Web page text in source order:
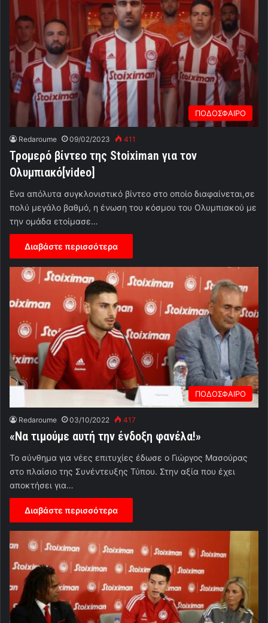
ΠΟΔΟΣΦΑΙΡΟ
Redaroume 09/02/2023 411
Τρομερό βίντεο της Stoiximan για τον
Ολυμπιακό[videο]
Ενα απόλυτα συγκλονιστικό βίντεο στο οποίο διαφαίνεται,σε
πολύ μεγάλο βαθμό, η ένωση του κόσμου του Ολυμπιακού με
την ομάδα ετοίμασε…
Διαβάστε περισσότερα
ΠΟΔΟΣΦΑΙΡΟ
Redaroume 03/10/2022 417
«Να τιμούμε αυτή την ένδοξη φανέλα!»
Το σύνθημα για νέες επιτυχίες έδωσε ο Γιώργος Μασούρας
στο πλαίσιο της Συνέντευξης Τύπου. Στην αξία που έχει
αποκτήσει για…
Διαβάστε περισσότερα